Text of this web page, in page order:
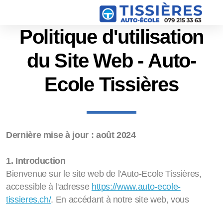
Politique d'utilisation
du Site Web - Auto-
Ecole Tissières
Dernière mise à jour : août 2024
1. Introduction
Bienvenue sur le site web de l'Auto-Ecole Tissières,
accessible à l'adresse https://www.auto-ecole-
tissieres.ch/. En accédant à notre site web, vous